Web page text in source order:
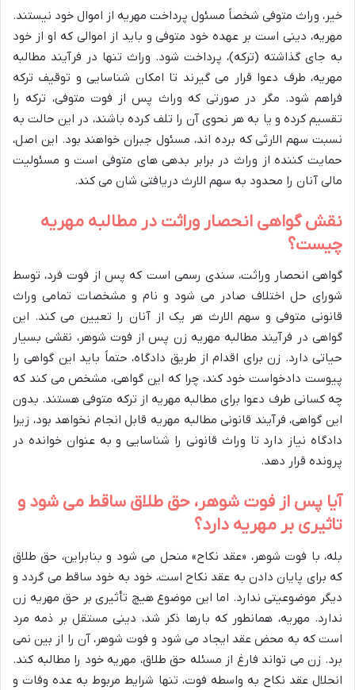
خیر، وراث متوفی شخصاً مسئول پرداخت مهریه از اموال خود نیستند.
مهریه، دینی است بر عهده خود متوفی و باید از اموالی که او از خود
به جای گذاشته (ترکه)، پرداخت شود. وراث تنها در فرآیند مطالبه
مهریه، طرف دعوا قرار می گیرند تا امکان شناسایی و توقیف ترکه
فراهم شود. مگر در صورتی که وراث پس از فوت متوفی، ترکه را
تقسیم کرده و یا به هر نحوی آن را تلف کرده باشند، در این حالت به
نسبت سهم الارثی که برده اند، مسئول جبران خواهند بود. این اصل،
حمایت کننده از وراث در برابر بدهی های متوفی است و مسئولیت
مالی آنان را محدود به سهم الارث دریافتی شان می کند.
نقش گواهی انحصار وراثت در مطالبه مهریه
چیست؟
گواهی انحصار وراثت، سندی رسمی است که پس از فوت فرد، توسط
شورای حل اختلاف صادر می شود و نام و مشخصات تمامی وراث
قانونی متوفی و سهم الارث هر یک از آنان را تعیین می کند. این
گواهی در فرآیند مطالبه مهریه زن پس از فوت شوهر، نقشی بسیار
حیاتی دارد. زن برای اقدام از طریق دادگاه، حتماً باید این گواهی را
پیوست دادخواست خود کند، چرا که این گواهی، مشخص می کند که
چه کسانی طرف دعوا برای مطالبه مهریه از ترکه متوفی هستند. بدون
این گواهی، فرآیند قانونی مطالبه مهریه قابل انجام نخواهد بود، زیرا
دادگاه نیاز دارد تا وراث قانونی را شناسایی و به عنوان خوانده در
پرونده قرار دهد.
آیا پس از فوت شوهر، حق طلاق ساقط می شود و
تاثیری بر مهریه دارد؟
بله، با فوت شوهر، «عقد نکاح» منحل می شود و بنابراین، حق طلاق
که برای پایان دادن به عقد نکاح است، خود به خود ساقط می گردد و
دیگر موضوعیتی ندارد. اما این موضوع هیچ تأثیری بر حق مهریه زن
ندارد. مهریه، همانطور که بارها ذکر شد، دینی مستقل بر ذمه مرد
است که به محض عقد ایجاد می شود و فوت شوهر، آن را از بین نمی
برد. زن می تواند فارغ از مسئله حق طلاق، مهریه خود را مطالبه کند.
انحلال عقد نکاح به واسطه فوت، تنها شرایط مربوط به عده وفات و